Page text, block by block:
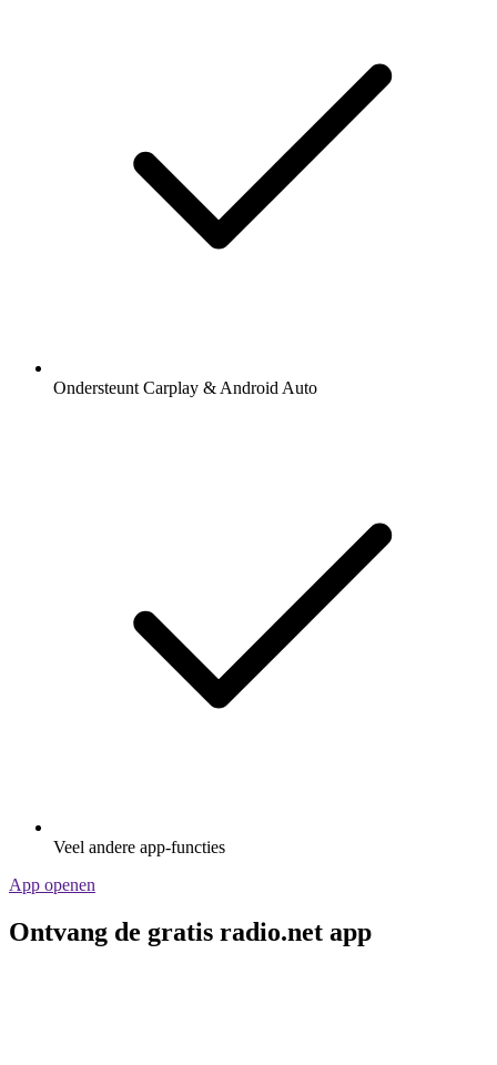
Ondersteunt Carplay & Android Auto
Veel andere app-functies
App openen
Ontvang de gratis radio.net app